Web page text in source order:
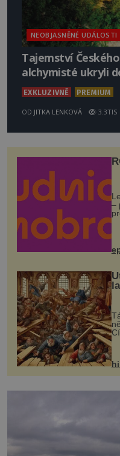
NEOBJASNĚNÉ UDÁLOSTI
Tajemství
alchymisté ukryli
EXKLUZIVNĚ PREMIUM
OD JITKA LENKOVÁ 3.3TIS
–